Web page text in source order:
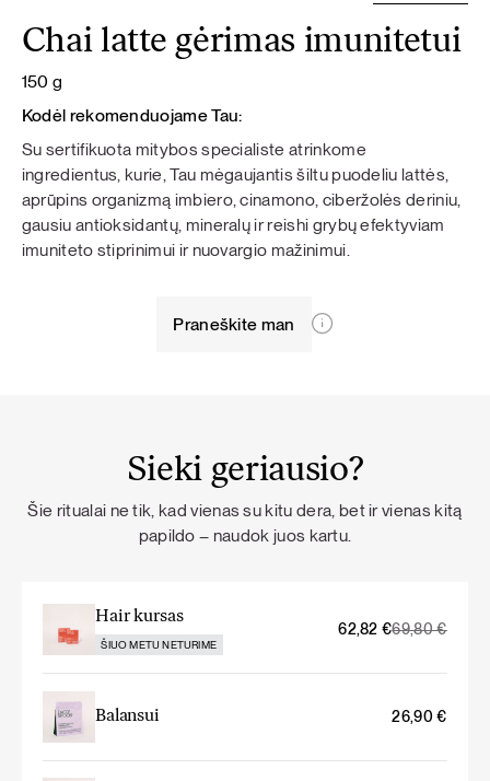
Chai latte gėrimas imunitetui
150 g
Kodėl rekomenduojame Tau:
Su sertifikuota mitybos specialiste atrinkome
ingredientus, kurie, Tau mėgaujantis šiltu puodeliu lattės,
aprūpins organizmą imbiero, cinamono, ciberžolės deriniu,
gausiu antioksidantų, mineralų ir reishi grybų efektyviam
imuniteto stiprinimui ir nuovargio mažinimui.
Praneškite man
Sieki geriausio?
Šie ritualai ne tik, kad vienas su kitu dera, bet ir vienas kitą
papildo – naudok juos kartu.
Hair kursas
ŠIUO METU NETURIME
69,80€
Original
was:
62,82€
Current
is:
Balansui
26,90€